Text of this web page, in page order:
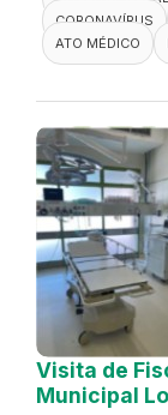
CORONAVÍRUS
ATO MÉDICO
Visita de
Municipal